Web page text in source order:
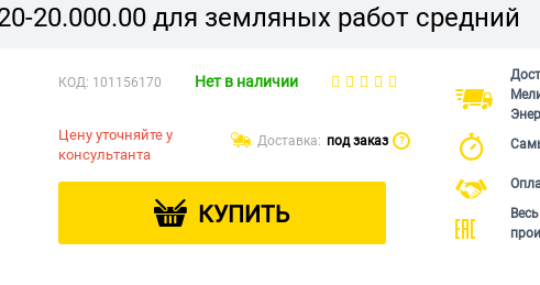
20.000.00 для земляных работ средний
КОД: 101156170 Нет в наличии
Цену уточняйте у
консультанта
Доставка: под заказ ?
КУПИТЬ